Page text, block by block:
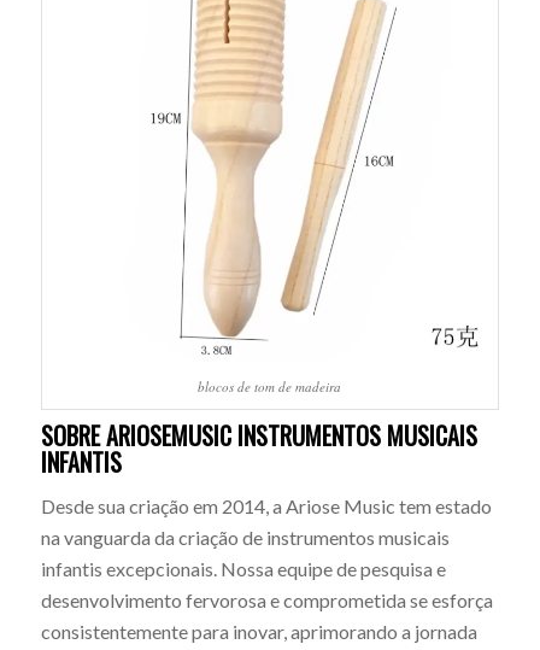
blocos de tom de madeira
SOBRE ARIOSEMUSIC INSTRUMENTOS MUSICAIS
INFANTIS
Desde sua criação em 2014, a Ariose Music tem estado
na vanguarda da criação de instrumentos musicais
infantis excepcionais. Nossa equipe de pesquisa e
desenvolvimento fervorosa e comprometida se esforça
consistentemente para inovar, aprimorando a jornada